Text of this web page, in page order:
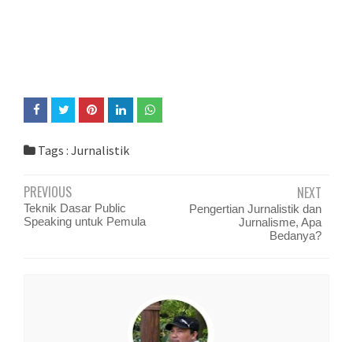
Tags : Jurnalistik
PREVIOUS
Teknik Dasar Public
Speaking untuk Pemula
NEXT
Pengertian Jurnalistik dan
Jurnalisme, Apa
Bedanya?